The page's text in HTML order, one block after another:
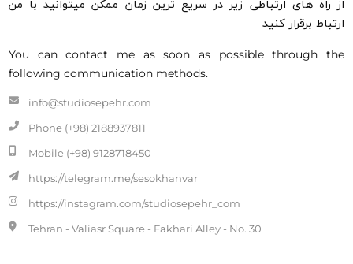
از راه های ارتباطی زیر در سریع ترین زمان ممکن میتوانید با من
ارتباط برقرار کنید
You can contact me as soon as possible through the
following communication methods.
info@studiosepehr.com
Phone (+98) 2188937811
Mobile (+98) 9128718450
https://telegram.me/sesokhanvar
https://instagram.com/studiosepehr_com
Tehran - Valiasr Square - Fakhari Alley - No. 30